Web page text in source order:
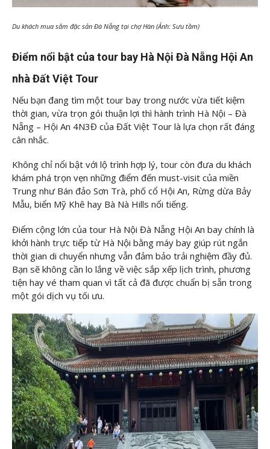
Du khách mua sắm đặc sản Đà Nẵng tại chợ Hàn (Ảnh: Sưu tầm)
Điểm nổi bật của tour bay Hà Nội Đà Nẵng Hội An
nhà Đất Việt Tour
Nếu bạn đang tìm một tour bay trong nước vừa tiết kiệm
thời gian, vừa trọn gói thuận lợi thì hành trình Hà Nội – Đà
Nẵng – Hội An 4N3Đ của Đất Việt Tour là lựa chọn rất đáng
cân nhắc.
Không chỉ nổi bật với lộ trình hợp lý, tour còn đưa du khách
khám phá trọn vẹn những điểm đến must-visit của miền
Trung như Bán đảo Sơn Trà, phố cổ Hội An, Rừng dừa Bảy
Mẫu, biển Mỹ Khê hay Bà Nà Hills nổi tiếng.
Điểm cộng lớn của tour Hà Nội Đà Nẵng Hội An bay chính là
khởi hành trực tiếp từ Hà Nội bằng máy bay giúp rút ngắn
thời gian di chuyển nhưng vẫn đảm bảo trải nghiệm đầy đủ.
Bạn sẽ không cần lo lắng về việc sắp xếp lịch trình, phương
tiện hay vé tham quan vì tất cả đã được chuẩn bị sẵn trong
một gói dịch vụ tối ưu.